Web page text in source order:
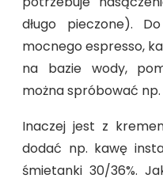
długo pieczone).
mocnego espresso,
na bazie wody,
można spróbować np.
Inaczej jest z
dodać np. kawę
śmietanki 30/36%.